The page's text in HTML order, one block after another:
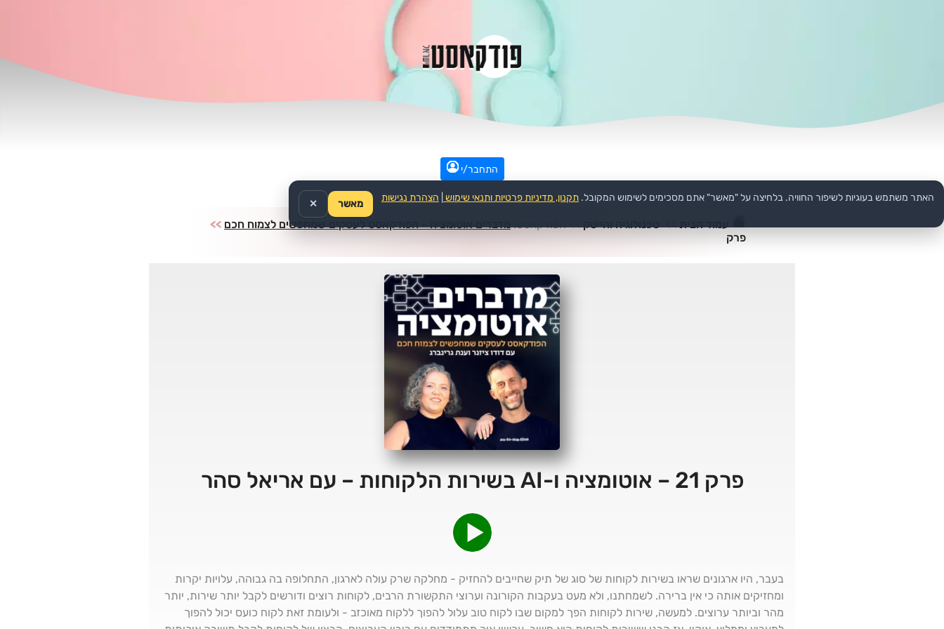
התחבר/י
עמוד הבית >> טכנולוגיה והייטק >>הפודקאסט: מדברים אוטומציה - הפודקאסט לעסקים שמחפשים לצמוח חכם >>
פרק
פרק 21 – אוטומציה ו-AI בשירות הלקוחות – עם אריאל סהר
בעבר, היו ארגונים שראו בשירות לקוחות של סוג של תיק שחייבים להחזיק - מחלקה שרק עולה לארגון, התחלופה בה גבוהה, עלויות יקרות
ומחזיקים אותה כי אין ברירה. לשמחתנו, ולא מעט בעקבות הקורונה וערוצי התקשורת הרבים, לקוחות רוצים ודורשים לקבל יותר שירות, יותר
מהר וביותר ערוצים. למעשה, שירות לקוחות הפך למקום שבו לקוח טוב עלול להפוך ללקוח מאוכזב - ולעומת זאת לקוח כועס יכול להפוך
האתר משתמש בעוגיות לשיפור החוויה. בלחיצה על "מאשר" אתם מסכימים לשימוש המקובל. תקנון, מדיניות פרטיות ותנאי שימוש הצהרת נגישות
מאשר ✕